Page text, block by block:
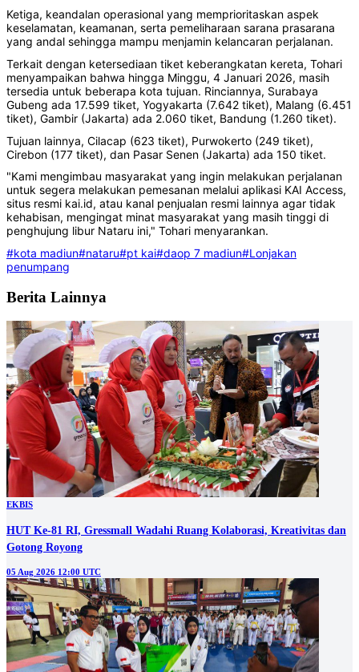
Ketiga, keandalan operasional yang memprioritaskan aspek
keselamatan, keamanan, serta pemeliharaan sarana prasarana
yang andal sehingga mampu menjamin kelancaran perjalanan.
Terkait dengan ketersediaan tiket keberangkatan kereta, Tohari
menyampaikan bahwa hingga Minggu, 4 Januari 2026, masih
tersedia untuk beberapa kota tujuan. Rinciannya, Surabaya
Gubeng ada 17.599 tiket, Yogyakarta (7.642 tiket), Malang (6.451
tiket), Gambir (Jakarta) ada 2.060 tiket, Bandung (1.260 tiket).
Tujuan lainnya, Cilacap (623 tiket), Purwokerto (249 tiket),
Cirebon (177 tiket), dan Pasar Senen (Jakarta) ada 150 tiket.
"Kami mengimbau masyarakat yang ingin melakukan perjalanan
untuk segera melakukan pemesanan melalui aplikasi KAI Access,
situs resmi kai.id, atau kanal penjualan resmi lainnya agar tidak
kehabisan, mengingat minat masyarakat yang masih tinggi di
penghujung libur Nataru ini," Tohari menyarankan.
#kota madiun#nataru#pt kai#daop 7 madiun#Lonjakan
penumpang
Berita Lainnya
EKBIS
HUT Ke-81 RI, Gressmall Wadahi Ruang Kolaborasi, Kreativitas dan
Gotong Royong
05 Aug 2026 12:00 UTC